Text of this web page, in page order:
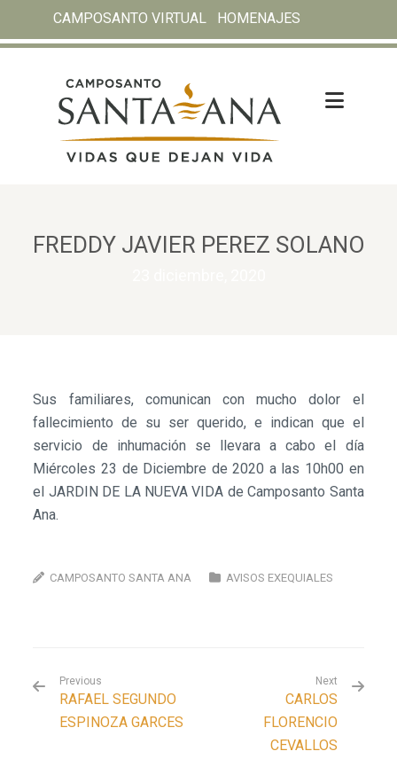
CAMPOSANTO VIRTUAL HOMENAJES
FREDDY JAVIER PEREZ SOLANO
Sus familiares, comunican con mucho dolor el
fallecimiento de su ser querido, e indican que el
servicio de inhumación se llevara a cabo el día
Miércoles 23 de Diciembre de 2020 a las 10h00 en
el JARDIN DE LA NUEVA VIDA de Camposanto Santa
Ana.
CAMPOSANTO SANTA ANA AVISOS EXEQUIALES
Previous
RAFAEL SEGUNDO
ESPINOZA GARCES
Next
CARLOS
FLORENCIO
CEVALLOS